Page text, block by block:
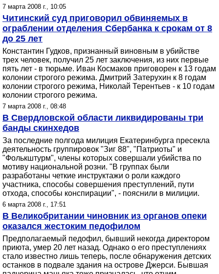
7 марта 2008 г., 10:05
Читинский суд приговорил обвиняемых в
ограблении отделения Сбербанка к срокам от 8
до 25 лет
Константин Гудков, признанный виновным в убийстве
трех человек, получил 25 лет заключения, из них первые
пять лет - в тюрьме. Иван Космаков приговорен к 13 годам
колонии строгого режима. Дмитрий Затерухин к 8 годам
колонии строгого режима, Николай Терентьев - к 10 годам
колонии строгого режима.
7 марта 2008 г., 08:48
В Свердловской области ликвидированы три
банды скинхедов
За последние полгода милиция Екатеринбурга пресекла
деятельность группировок "Зиг 88", "Патриоты" и
"Фолькштурм", члены которых совершали убийства по
мотиву национальной розни. "В группах были
разработаны четкие инструктажи о роли каждого
участника, способы совершения преступлений, пути
отхода, способы конспирации", - пояснили в милиции.
6 марта 2008 г., 17:51
В Великобритании чиновник из органов опеки
оказался жестоким педофилом
Предполагаемый педофил, бывший некогда директором
приюта, умер 20 лет назад. Однако о его преступлениях
стало известно лишь теперь, после обнаружения детских
останков в подвале здания на острове Джерси. Бывшая